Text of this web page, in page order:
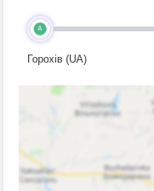
A
Горохів (UA)